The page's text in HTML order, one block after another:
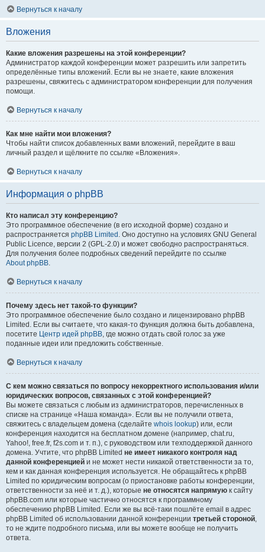
Вернуться к началу
Вложения
Какие вложения разрешены на этой конференции?
Администратор каждой конференции может разрешить или запретить
определённые типы вложений. Если вы не знаете, какие вложения
разрешены, свяжитесь с администратором конференции для получения
помощи.
Вернуться к началу
Как мне найти мои вложения?
Чтобы найти список добавленных вами вложений, перейдите в ваш
личный раздел и щёлкните по ссылке «Вложения».
Вернуться к началу
Информация о phpBB
Кто написал эту конференцию?
Это программное обеспечение (в его исходной форме) создано и
распространяется phpBB Limited . Оно доступно на условиях GNU General
Public Licence, версии 2 (GPL-2.0) и может свободно распространяться.
Для получения более подробных сведений перейдите по ссылке
About phpBB.
Вернуться к началу
Почему здесь нет такой-то функции?
Это программное обеспечение было создано и лицензировано phpBB
Limited. Если вы считаете, что какая-то функция должна быть добавлена,
посетите Центр идей phpBB, где можно отдать свой голос за уже
поданные идеи или предложить собственные.
Вернуться к началу
С кем можно связаться по вопросу некорректного использования и/или
юридических вопросов, связанных с этой конференцией?
Вы можете связаться с любым из администраторов, перечисленных в
списке на странице «Наша команда». Если вы не получили ответа,
свяжитесь с владельцем домена (сделайте whois lookup) или, если
конференция находится на бесплатном домене (например, chat.ru,
Yahoo!, free.fr, f2s.com и т. п.), с руководством или техподдержкой данного
домена. Учтите, что phpBB Limited не имеет никакого контроля над
данной конференцией и не может нести никакой ответственности за то,
кем и как данная конференция используется. Не обращайтесь к phpBB
Limited по юридическим вопросам (о приостановке работы конференции,
ответственности за неё и т. д.), которые не относятся напрямую к сайту
phpBB.com или которые частично относятся к программному
обеспечению phpBB Limited. Если же вы всё-таки пошлёте email в адрес
phpBB Limited об использовании данной конференции третьей стороной,
то не ждите подробного письма, или вы можете вообще не получить
ответа.